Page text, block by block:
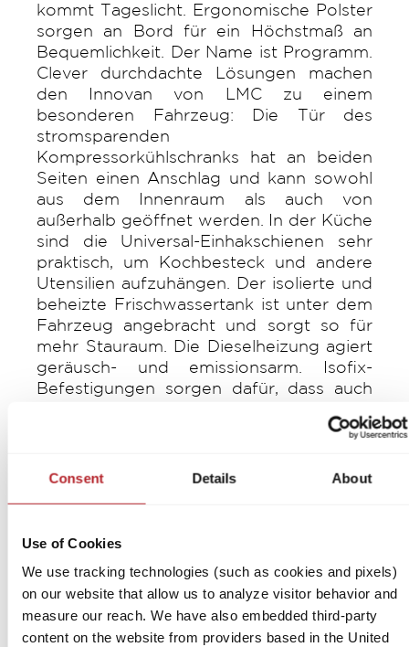
Consent Details About
Use of Cookies
We use tracking technologies (such as cookies and pixels)
on our website that allow us to analyze visitor behavior and
measure our reach. We have also embedded third-party
content on the website from providers based in the United
kommt Tageslicht. Ergonomische Polster
sorgen an Bord für ein Höchstmaß an
Bequemlichkeit. Der Name ist Programm.
Clever durchdachte Lösungen machen
den Innovan von LMC zu einem
besonderen Fahrzeug: Die Tür des
stromsparenden
Kompressorkühlschranks hat an beiden
Seiten einen Anschlag und kann sowohl
aus dem Innenraum als auch von
außerhalb geöffnet werden. In der Küche
sind die Universal-Einhakschienen sehr
praktisch, um Kochbesteck und andere
Utensilien aufzuhängen. Der isolierte und
beheizte Frischwassertank ist unter dem
Fahrzeug angebracht und sorgt so für
mehr Stauraum. Die Dieselheizung agiert
geräusch- und emissionsarm. Isofix-
Befestigungen sorgen dafür, dass auch
Formensprache
LMC nimmt Produktsegment Camper Vans ins
Portfolio auf
PDF | 172.08 KB